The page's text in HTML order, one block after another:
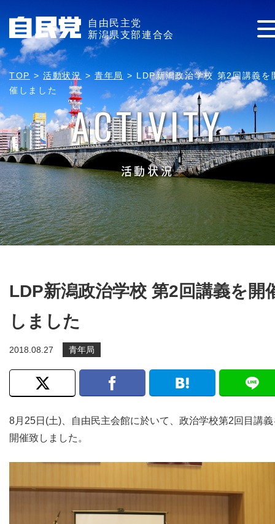
自由民主党
新潟県支部連合会
TOP >活動状況 > 青年局 >LDP新潟政治学校 第2回講義を
催しました
ACTIVITY
活動状況
LDP新潟政治学校 第2回講義を開
しました
2018.08.27 青年局
8月25日(土)、自由民主会館に於いて、政治学校第2回目講義
開催致しました。